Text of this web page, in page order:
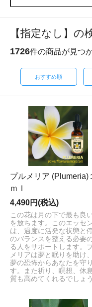
【指定なし】の
1726件の商品が見つ
おすすめ順
プルメリア (Plumeria)
ｍｌ
4,490円(税込)
この花は月の下で最も良
を放ちます。このエッセ
は、過度に活発な状態と
のバランスを整える必要
る人をサポートします。
メリアは夢と眠りを助け
夢の恐怖からあなたを守
す。また祈り、瞑想、休
質も高めてくれるでしょう